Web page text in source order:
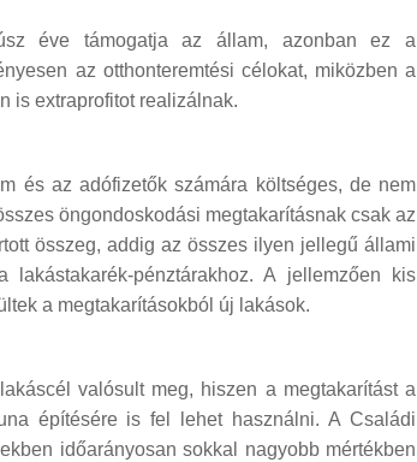
éve támogatja az állam, azonban ez a
az otthonteremtési célokat, miközben a
is extraprofitot realizálnak.
és az adófizetők számára költséges, de nem
öngondoskodási megtakarításnak csak az
összeg, addig az összes ilyen jellegű állami
pénztárakhoz. A jellemzően kis
a megtakarításokból új lakások.
valósult meg, hiszen a megtakarítást a
építésére is fel lehet használni. A Családi
időarányosan sokkal nagyobb mértékben